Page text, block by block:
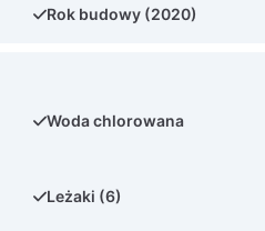
Rok budowy (2020)
Woda chlorowana
Leżaki (6)